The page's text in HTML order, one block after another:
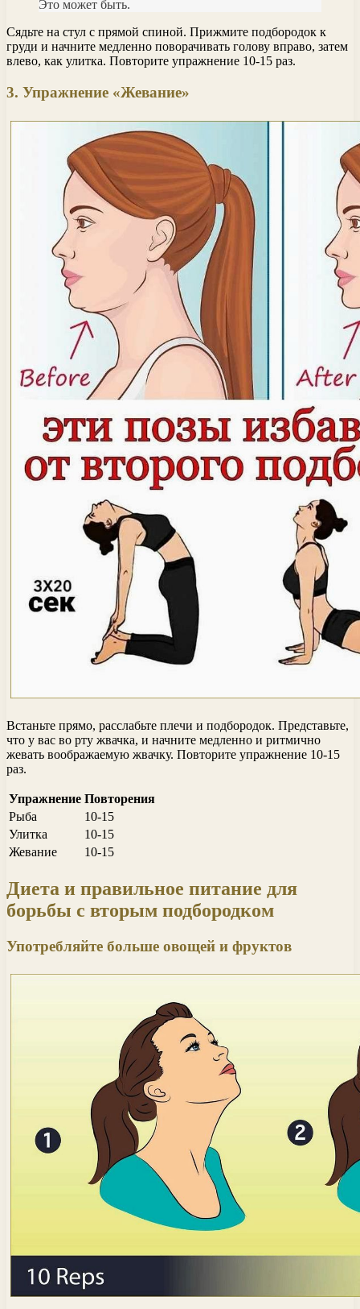
Это может быть.
Сядьте на стул с прямой спиной. Прижмите подбородок к
груди и начните медленно поворачивать голову вправо, затем
влево, как улитка. Повторите упражнение 10-15 раз.
3. Упражнение «Жевание»
Встаньте прямо, расслабьте плечи и подбородок. Представьте,
что у вас во рту жвачка, и начните медленно и ритмично
жевать воображаемую жвачку. Повторите упражнение 10-15
раз.
Упражнение Повторения
Рыба
10-15
Улитка
10-15
Жевание
10-15
Диета и правильное питание для
борьбы с вторым подбородком
Употребляйте больше овощей и фруктов